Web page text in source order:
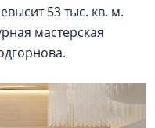
53 тыс. кв. м.
мастерская